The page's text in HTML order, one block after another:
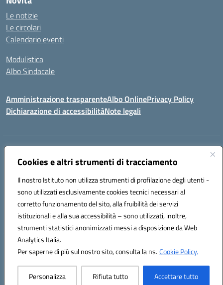
Cookies e altri strumenti di tracciamento
Il nostro Istituto non utilizza strumenti di profilazione degli utenti -
sono utilizzati esclusivamente cookies tecnici necessari al
corretto funzionamento del sito, alla fruibilità dei servizi
istituzionali e alla sua accessibilità – sono utilizzati, inoltre,
strumenti statistici anonimizzati messi a disposizione da Web
Analytics Italia.
Per saperne di più sul nostro sito, consulta la ns.Cookie Policy.
Personalizza Rifiuta tutto Accettare tutto
Le notizie
Le circolari
Calendario eventi
Modulistica
Albo Sindacale
Amministrazione trasparenteAlbo OnlinePrivacy Policy
Dichiarazione di accessibilitàNote legali
Indirizzo:
Centralino:0994722507 Email:TAIC873006@istruzione.it
Codice fiscale: 90279480736
Codice meccanografico:
TAIC873006
Codice unico di fatturazione (CUF): 488XBQ
Hosting & Powered by 3D Solution S.r.l.
Concept & Design by Designers Italia